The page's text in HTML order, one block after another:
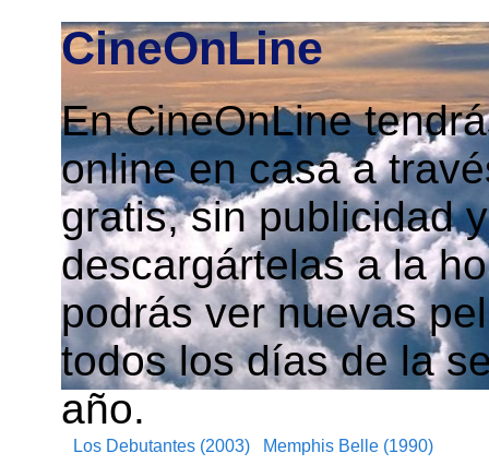
CineOnLine
En CineOnLine
online en casa a
gratis, sin publicidad
descargártelas a la
podrás ver nuevas
todos los días de la
año.
Los Debutantes (2003) Memphis Belle (1990)